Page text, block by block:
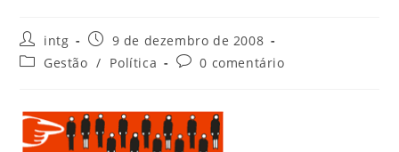
intg
9 de dezembro de 2008
Gestão / Política 0 comentário